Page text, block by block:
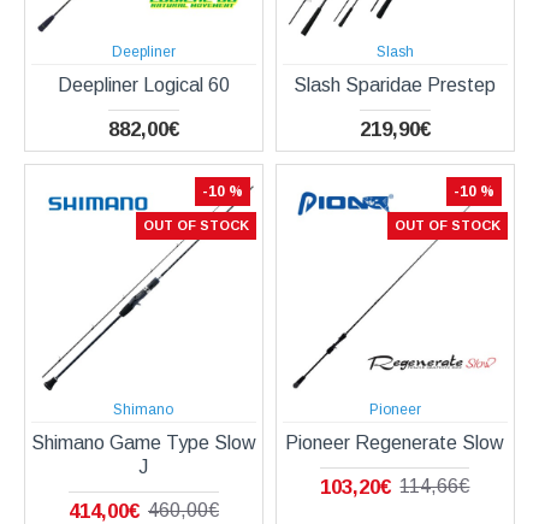
Deepliner
Deepliner Logical 60
882,00€
Slash
Slash Sparidae Prestep
219,90€
-10 %
OUT OF STOCK
Shimano
Shimano Game Type Slow
J
414,00€ 460,00€
-10 %
OUT OF STOCK
Pioneer
Pioneer Regenerate Slow
103,20€ 114,66€